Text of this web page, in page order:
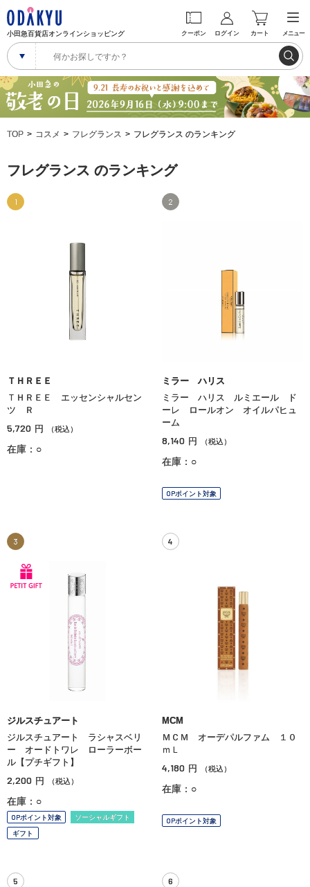
小田急百貨店オンラインショッピング クーポン ログイン カート メニュー
TOP コスメ フレグランス フレグランス のランキング
フレグランス のランキング
1
ＴＨＲＥＥ
ＴＨＲＥＥ エッセンシャルセン
ツ Ｒ
5,720 円 （税込）
在庫：○
2
ミラー ハリス
ミラー ハリス ルミエール ド
ーレ ロールオン オイルパヒュ
ーム
8,140 円 （税込）
在庫：○
OPポイント対象
3
ジルスチュアート
ジルスチュアート ラシャスベリ
ー オードトワレ ローラーボー
ル【プチギフト】
2,200 円 （税込）
在庫：○
OPポイント対象
ソーシャルギフト
ギフト
4
MCM
ＭＣＭ オーデパルファム １０
ｍＬ
4,180 円 （税込）
在庫：○
OPポイント対象
5 6